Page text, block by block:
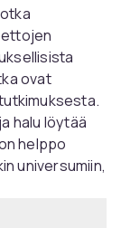
ovat
halu löytää
helppo
universumiin,